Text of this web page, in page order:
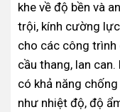
khe về độ bền và
trội, kính cường
cho các công trình
cầu thang, lan
có khả năng
như nhiệt độ, độ